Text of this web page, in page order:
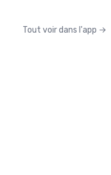
Tout voir dans l'app →